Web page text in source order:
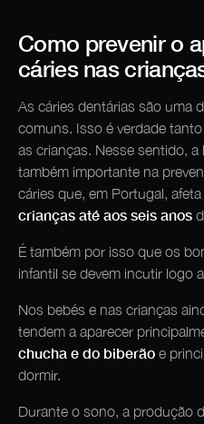
Como prevenir o
cáries nas
As cáries dentárias são uma
comuns. Isso é verdade
as crianças. Nesse sentido,
também importante na
cáries que, em Portugal,
crianças até aos seis anos
É também por isso que os
infantil se devem incutir logo
Nos bebés e nas crianças
tendem a aparecer
chucha e do biberão e
dormir.
Durante o sono, a produção